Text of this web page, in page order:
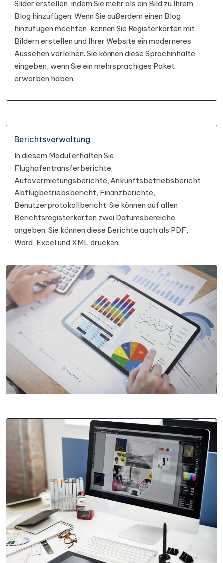
Slider erstellen, indem Sie mehr als ein Bild zu Ihrem
Blog hinzufügen. Wenn Sie außerdem einen Blog
hinzufügen möchten, können Sie Registerkarten mit
Bildern erstellen und Ihrer Website ein moderneres
Aussehen verleihen. Sie können diese Sprachinhalte
eingeben, wenn Sie ein mehrsprachiges Paket
erworben haben.
Berichtsverwaltung
In diesem Modul erhalten Sie
Flughafentransferberichte,
Autovermietungsberichte, Ankunftsbetriebsbericht,
Abflugbetriebsbericht, Finanzberichte,
Benutzerprotokollbericht. Sie können auf allen
Berichtsregisterkarten zwei Datumsbereiche
angeben. Sie können diese Berichte auch als PDF,
Word, Excel und XML drucken.